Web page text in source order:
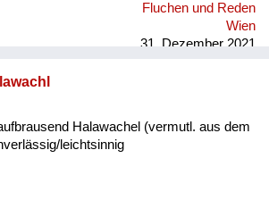
Fluchen und Reden
Wien
31. Dezember 2021
Halawachel (vermutl. aus dem
leichtsinnig